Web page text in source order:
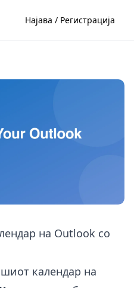
Најава / Регистрација
на Outlook со
календар на